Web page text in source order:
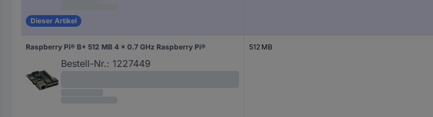
Dieser Artikel
Raspberry Pi® B+ 512 MB 4 x 0.7 GHz Raspberry Pi®
Bestell-Nr.: 1227449
512 MB